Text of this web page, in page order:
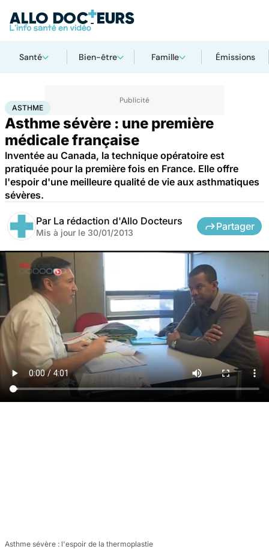
Santé Bien-être Famille Émissions
AccueilSanté
ASTHME
Asthme sévère : une première
médicale française
Inventée au Canada, la technique opératoire est
pratiquée pour la première fois en France. Elle offre
l'espoir d'une meilleure qualité de vie aux asthmatiques
sévères.
Par La rédaction d'Allo Docteurs
Mis à jour le 30/01/2013
Partager
Asthme sévère : l'espoir de la thermoplastie